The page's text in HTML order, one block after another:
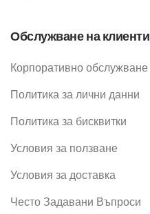
Обслужване на клиенти
Корпоративно обслужване
Политика за лични данни
Политика за бисквитки
Условия за ползване
Условия за доставка
Често Задавани Въпроси